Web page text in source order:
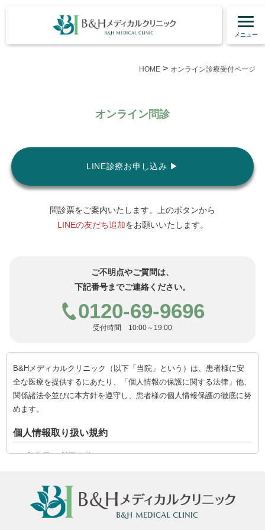
メニュー
HOME > オンライン診療受付ページ
オンライン問診
LINE診療お申し込み ▶︎
問診票をご案内いたします。上のボタンから
LINEの友だち追加をお願いいたします。
ご不明点やご質問は、
下記番号までご連絡ください。
0120-69-9696
受付時間 10:00～19:00
B&Hメディカルクリニック（以下「当院」という）は、患者様に安
全な医療を提供するにあたり、「個人情報の保護に関する法律」他、
関係諸法令並びに本方針を遵守し、患者様の個人情報保護の徹底に努
めます。
個人情報取り扱い規約
1) 収集及び利用目的
関する調査・分析、当院からのお知らせなどの目的の範囲内でのみ利用
し、患者様の同意なくその範囲を超えて利用しません。